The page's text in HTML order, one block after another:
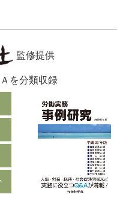
監修提供
を分類収録